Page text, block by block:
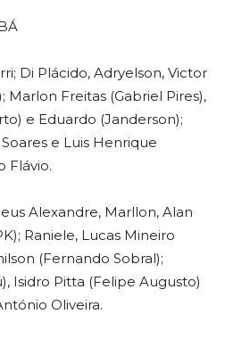
Di Plácido, Adryelson, Victor
Marlon Freitas (Gabriel Pires),
e Eduardo (Janderson);
e Luis Henrique
Flávio.
Alexandre, Marllon, Alan
Raniele, Lucas Mineiro
(Fernando Sobral);
Isidro Pitta (Felipe Augusto)
Oliveira.